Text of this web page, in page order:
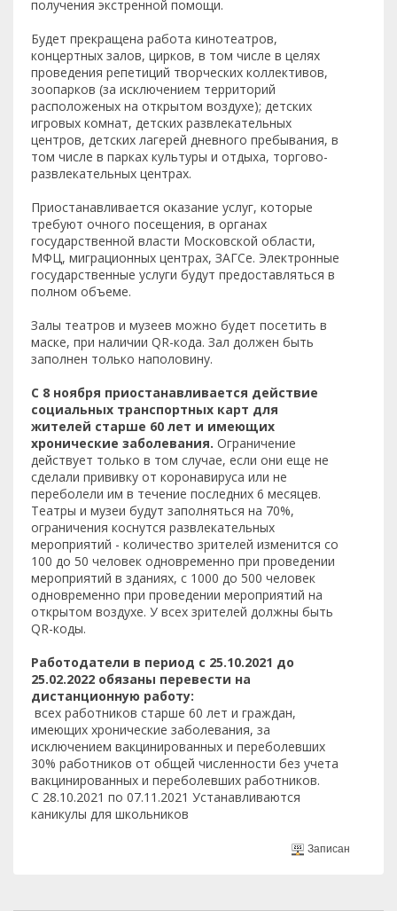
получения экстренной помощи.
Будет прекращена работа кинотеатров,
концертных залов, цирков, в том числе в целях
проведения репетиций творческих коллективов,
зоопарков (за исключением территорий
расположеных на открытом воздухе); детских
игровых комнат, детских развлекательных
центров, детских лагерей дневного пребывания, в
том числе в парках культуры и отдыха, торгово-
развлекательных центрах.
Приостанавливается оказание услуг, которые
требуют очного посещения, в органах
государственной власти Московской области,
МФЦ, миграционных центрах, ЗАГСе. Электронные
государственные услуги будут предоставляться в
полном объеме.
Залы театров и музеев можно будет посетить в
маске, при наличии QR-кода. Зал должен быть
заполнен только наполовину.
С 8 ноября приостанавливается действие
социальных транспортных карт для
жителей старше 60 лет и имеющих
хронические заболевания. Ограничение
действует только в том случае, если они еще не
сделали прививку от коронавируса или не
переболели им в течение последних 6 месяцев.
Театры и музеи будут заполняться на 70%,
ограничения коснутся развлекательных
мероприятий - количество зрителей изменится со
100 до 50 человек одновременно при проведении
мероприятий в зданиях, с 1000 до 500 человек
одновременно при проведении мероприятий на
открытом воздухе. У всех зрителей должны быть
QR-коды.
Работодатели в период с 25.10.2021 до
25.02.2022 обязаны перевести на
дистанционную работу:
всех работников старше 60 лет и граждан,
имеющих хронические заболевания, за
исключением вакцинированных и переболевших
30% работников от общей численности без учета
вакцинированных и переболевших работников.
С 28.10.2021 по 07.11.2021 Устанавливаются
каникулы для школьников
Записан